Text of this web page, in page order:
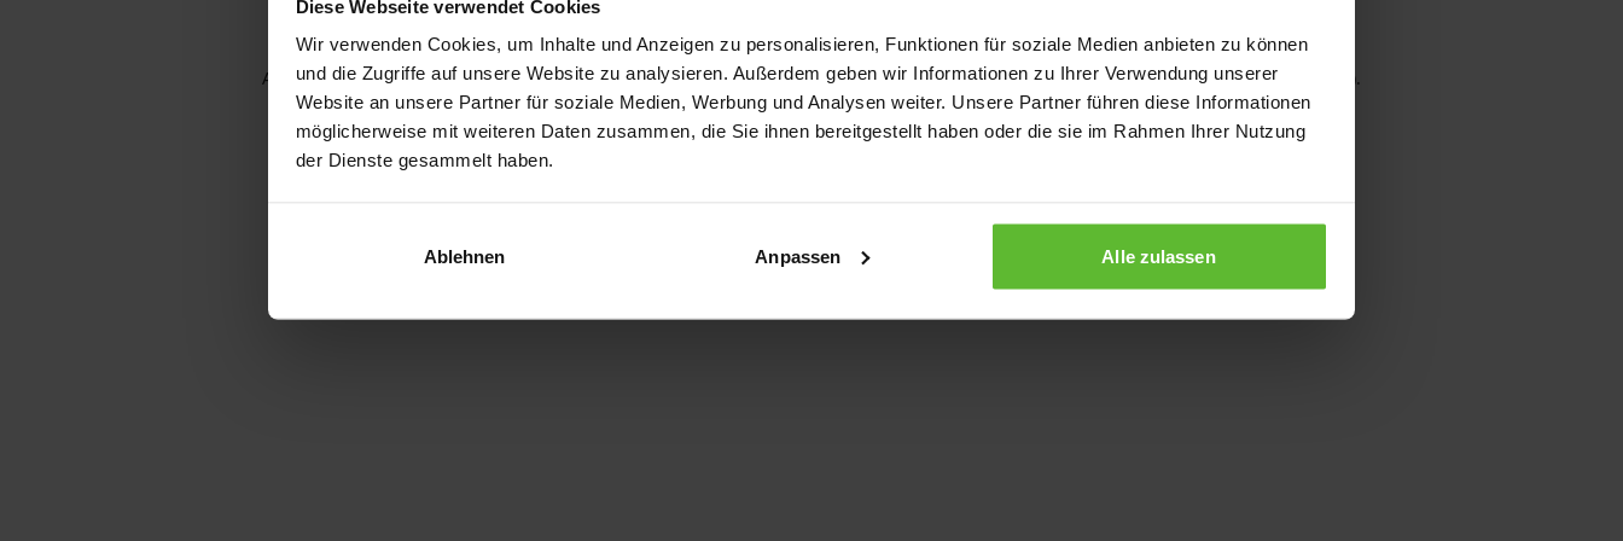
Diese Webseite verwendet Cookies
Wir verwenden Cookies, um Inhalte und Anzeigen zu personalisieren, Funktionen für soziale Medien anbieten zu können
und die Zugriffe auf unsere Website zu analysieren. Außerdem geben wir Informationen zu Ihrer Verwendung unserer
Website an unsere Partner für soziale Medien, Werbung und Analysen weiter. Unsere Partner führen diese Informationen
möglicherweise mit weiteren Daten zusammen, die Sie ihnen bereitgestellt haben oder die sie im Rahmen Ihrer Nutzung
der Dienste gesammelt haben.
Ablehnen Anpassen Alle zulassen
Application error: a client-side exception has occurred while loading www.kurzwego.de (see the browser console for more information).